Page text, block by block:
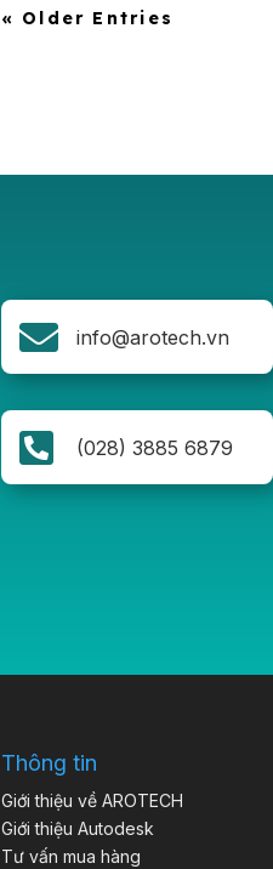
« Older Entries
 info@arotech.vn
 (028) 3885 6879
Thông tin
Giới thiệu về AROTECH
Giới thiệu Autodesk
Tư vấn mua hàng